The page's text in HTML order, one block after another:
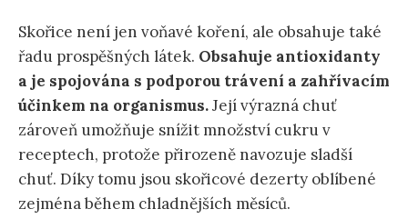
Skořice není jen voňavé koření, ale obsahuje také
řadu prospěšných látek. Obsahuje antioxidanty
a je spojována s podporou trávení a zahřívacím
účinkem na organismus.Její výrazná chuť
zároveň umožňuje snížit množství cukru v
receptech, protože přirozeně navozuje sladší
chuť. Díky tomu jsou skořicové dezerty oblíbené
zejména během chladnějších měsíců.